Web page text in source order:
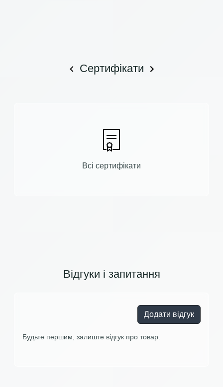
Сертифікати
Всі сертифікати
Відгуки і запитання
Додати відгук
Будьте першим, залиште відгук про товар.